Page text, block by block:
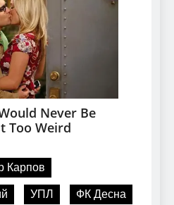
Карпов
УПЛ ФК Десна